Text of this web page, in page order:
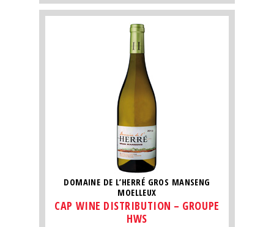
DOMAINE DE L’HERRÉ GROS MANSENG
MOELLEUX
CAP WINE DISTRIBUTION – GROUPE
HWS